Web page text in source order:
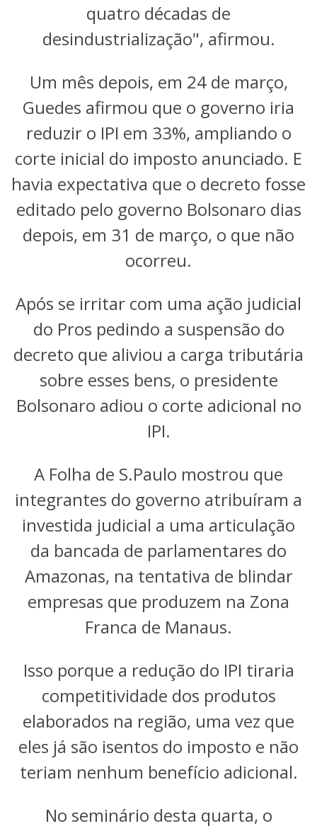
quatro décadas de
desindustrialização", afirmou.
Um mês depois, em 24 de março,
Guedes afirmou que o governo iria
reduzir o IPI em 33%, ampliando o
corte inicial do imposto anunciado. E
havia expectativa que o decreto fosse
editado pelo governo Bolsonaro dias
depois, em 31 de março, o que não
ocorreu.
Após se irritar com uma ação judicial
do Pros pedindo a suspensão do
decreto que aliviou a carga tributária
sobre esses bens, o presidente
Bolsonaro adiou o corte adicional no
IPI.
A Folha de S.Paulo mostrou que
integrantes do governo atribuíram a
investida judicial a uma articulação
da bancada de parlamentares do
Amazonas, na tentativa de blindar
empresas que produzem na Zona
Franca de Manaus.
Isso porque a redução do IPI tiraria
competitividade dos produtos
elaborados na região, uma vez que
eles já são isentos do imposto e não
teriam nenhum benefício adicional.
No seminário desta quarta, o